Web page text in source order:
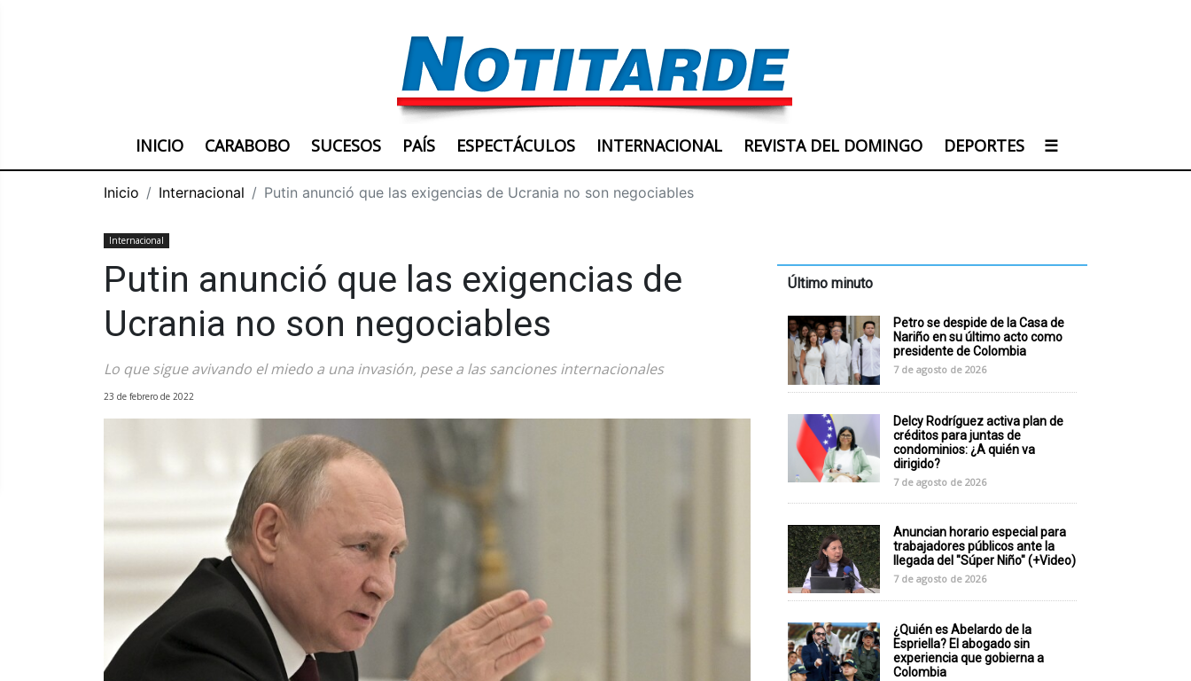
INICIO CARABOBO SUCESOS PAÍS ESPECTÁCULOS INTERNACIONAL REVISTA DEL DOMINGO DEPORTES ☰
Inicio Internacional Putin anunció que las exigencias de Ucrania no son negociables
Internacional
Putin anunció que las exigencias de
Ucrania no son negociables
Lo que sigue avivando el miedo a una invasión, pese a las sanciones internacionales
23 de febrero de 2022
Último minuto
Petro se despide de la Casa de
Nariño en su último acto como
presidente de Colombia
7 de agosto de 2026
Delcy Rodríguez activa plan de
créditos para juntas de
condominios: ¿A quién va
dirigido?
7 de agosto de 2026
Anuncian horario especial para
trabajadores públicos ante la
llegada del "Súper Niño" (+Video)
7 de agosto de 2026
¿Quién es Abelardo de la
Espriella? El abogado sin
experiencia que gobierna a
Colombia